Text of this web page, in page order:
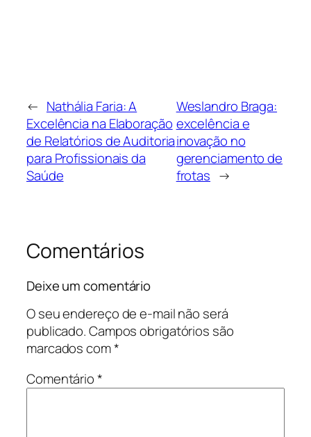
← Nathália Faria: A
Excelência na Elaboração
de Relatórios de Auditoria
para Profissionais da
Saúde
Weslandro Braga:
excelência e
inovação no
gerenciamento de
frotas →
Comentários
Deixe um comentário
O seu endereço de e-mail não será
publicado.Campos obrigatórios são
marcados com*
Comentário*